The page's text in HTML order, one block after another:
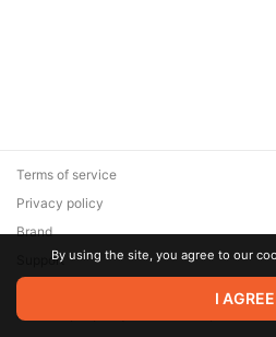
© 2026 Zaya Solutions Limited. All
are the property of their respective
Terms of service
Privacy policy
Brand
SupportBy using the site, you agree to our
I AGREE